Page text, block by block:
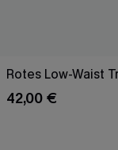
Rotes Low-Waist
42,00 €